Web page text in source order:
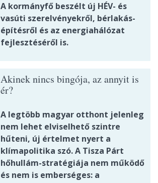
A kormányfő beszélt új HÉV- és
vasúti szerelvényekről, bérlakás-
építésről és az energiahálózat
fejlesztéséről is.
Akinek nincs bingója, az annyit is
ér?
A legtöbb magyar otthont jelenleg
nem lehet elviselhető szintre
hűteni, új értelmet nyert a
klímapolitika szó. A Tisza Párt
hőhullám-stratégiája nem működő
és nem is emberséges: a